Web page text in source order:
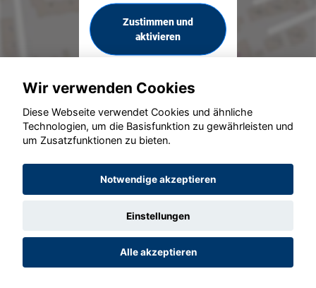
Zustimmen und
aktivieren
© konjunkturmotor.de GmbH 2020 - 2026
Wir verwenden Cookies
Diese Webseite verwendet Cookies und ähnliche
Technologien, um die Basisfunktion zu gewährleisten und
um Zusatzfunktionen zu bieten.
Notwendige akzeptieren
Einstellungen
Alle akzeptieren